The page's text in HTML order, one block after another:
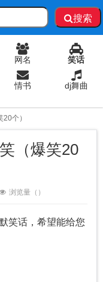
搜索
网名 笑话
情书 dj舞曲
个）
（爆笑20
浏览量（ ）
笑话，希望能给您